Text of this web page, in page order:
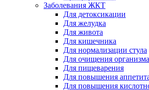
Заболевания ЖКТ
Для детоксикации
Для желудка
Для живота
Для кишечника
Для нормализации стула
Для очищения организма
Для пищеварения
Для повышения
Для повышения